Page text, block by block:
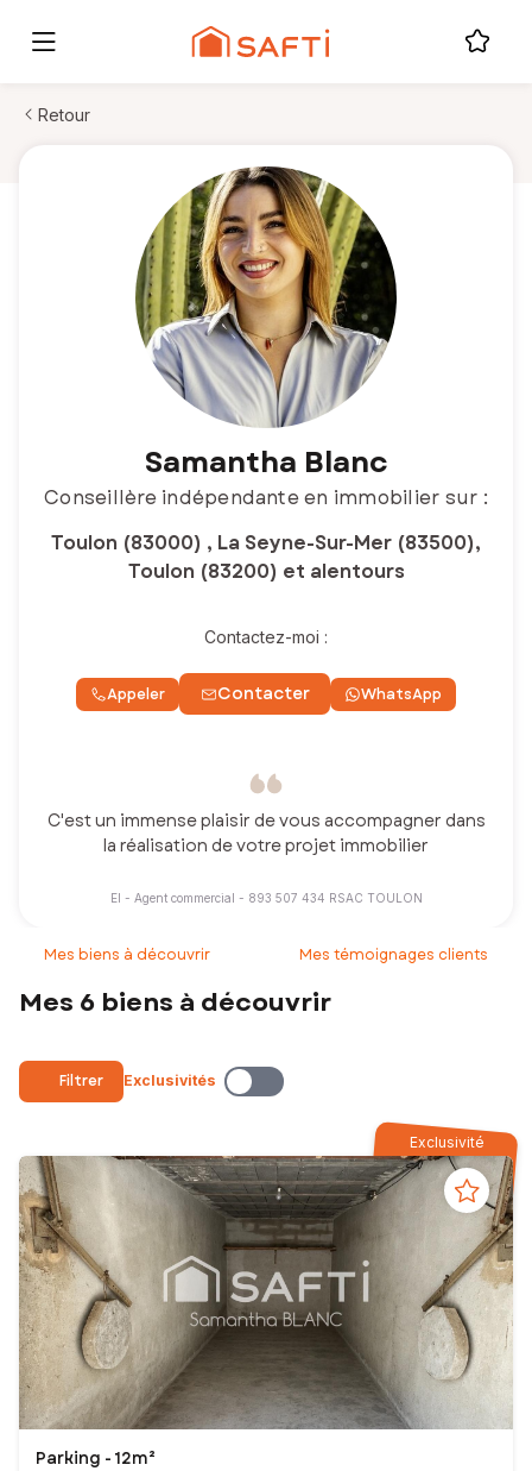
Retour
Samantha Blanc
Conseillère indépendante en immobilier sur :
Toulon (83000) , La Seyne-Sur-Mer (83500),
Toulon (83200) et alentours
Contactez-moi :
Appeler Contacter WhatsApp
C'est un immense plaisir de vous accompagner dans
la réalisation de votre projet immobilier
EI - Agent commercial - 893 507 434 RSAC TOULON
Mes biens à découvrir Mes témoignages clients
Mes 6 biens à découvrir
Filtrer Exclusivités
Exclusivité
Parking - 12m²